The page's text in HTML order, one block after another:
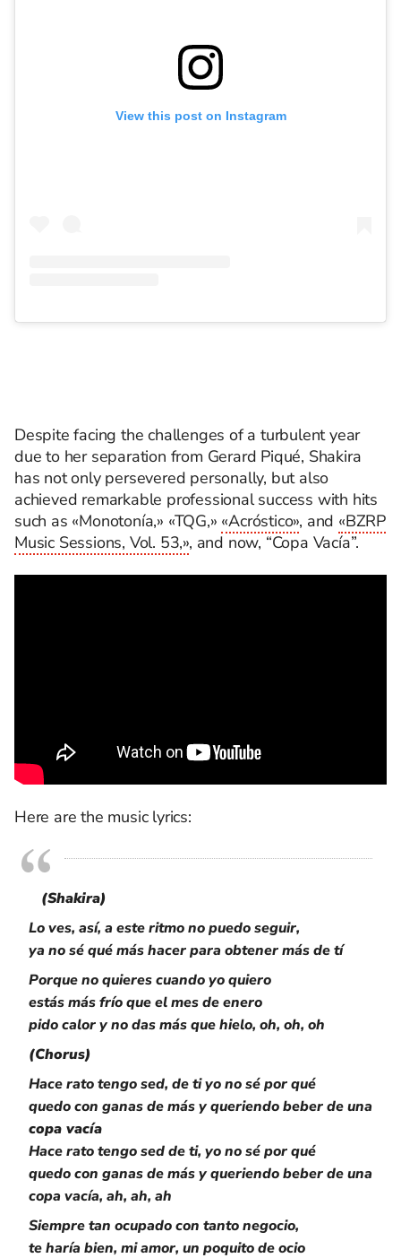
View this post on Instagram
Despite facing the challenges of a turbulent year
due to her separation from Gerard Piqué, Shakira
has not only persevered personally, but also
achieved remarkable professional success with hits
such as «Monotonía,» «TQG,» «Acróstico», and «BZRP
Music Sessions, Vol. 53,», and now, “Copa Vacía”.
Here are the music lyrics:
(Shakira)
Lo ves, así, a este ritmo no puedo seguir,
ya no sé qué más hacer para obtener más de tí
Porque no quieres cuando yo quiero
estás más frío que el mes de enero
pido calor y no das más que hielo, oh, oh, oh
(Chorus)
Hace rato tengo sed, de ti yo no sé por qué
quedo con ganas de más y queriendo beber de una
copa vacía
Hace rato tengo sed de ti, yo no sé por qué
quedo con ganas de más y queriendo beber de una
copa vacía, ah, ah, ah
Siempre tan ocupado con tanto negocio,
te haría bien, mi amor, un poquito de ocio